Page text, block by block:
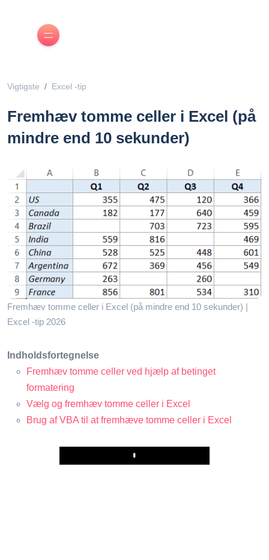
Vigtigste Excel -tip
Fremhæv tomme celler i Excel (på
mindre end 10 sekunder)
Fremhæv tomme celler i Excel (på mindre end 10 sekunder) |
Excel -tip 2026
Indholdsfortegnelse
Fremhæv tomme celler ved hjælp af betinget
formatering
Vælg og fremhæv tomme celler i Excel
Brug af VBA til at fremhæve tomme celler i Excel
Play